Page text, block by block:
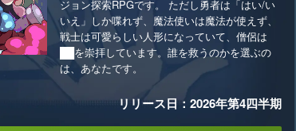
ジョン探索RPGです。 ただし勇者は「はい/い
いえ」しか喋れず、魔法使いは魔法が使えず、
戦士は可愛らしい人形になっていて、僧侶は
██を崇拝しています。誰を救うのかを選ぶの
は、あなたです。
リリース日：2026年第4四半期